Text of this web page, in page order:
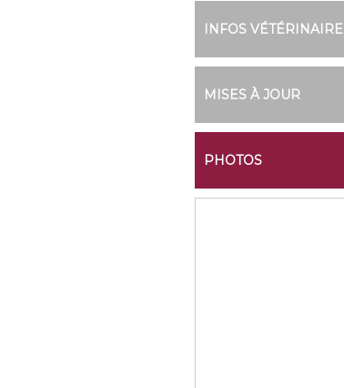
INFOS VÉTÉRINAIRE
MISES À JOUR
PHOTOS